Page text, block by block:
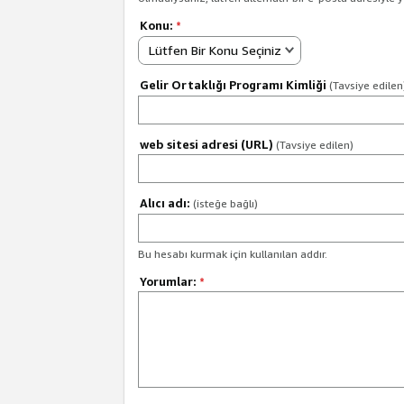
Konu: *
Lütfen Bir Konu Seçiniz
Gelir Ortaklığı Programı Kimliği (Tavsiye
web sitesi adresi (URL) (Tavsiye edilen)
Alıcı adı: (isteğe bağlı)
Bu hesabı kurmak için kullanılan addır.
Yorumlar: *